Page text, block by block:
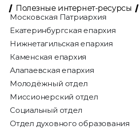
Полезные интернет-ресурсы
Московская Патриархия
Екатеринбургская епархия
Нижнетагильская епархия
Каменская епархия
Алапаевская епархия
Молодёжный отдел
Миссионерский отдел
Социальный отдел
Отдел духовного образования